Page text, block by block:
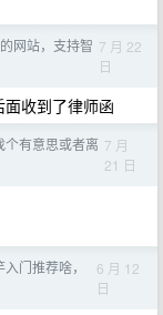
网站，支持智 7 月 22
日
收到了律师函
个有意思或者离 7 月
21 日
门推荐啥，
6 月 12
日